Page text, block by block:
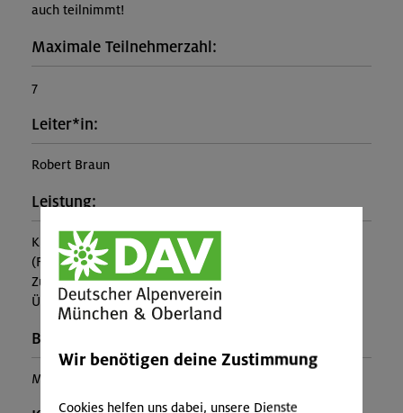
auch teilnimmt!
Maximale Teilnehmerzahl:
7
Leiter*in:
Robert Braun
Leistung:
Kursleitung, Ausrüstung
(Falls nicht in den Leistungen inbegriffen, fallen
Zusatzkosten für z.B. An- und Abreise, Verpflegung,
Übernachtung oder Skipass an.)
Buchungscode:
MUC-25-1448
Wir benötigen deine Zustimmung
Cookies helfen uns dabei, unsere Dienste